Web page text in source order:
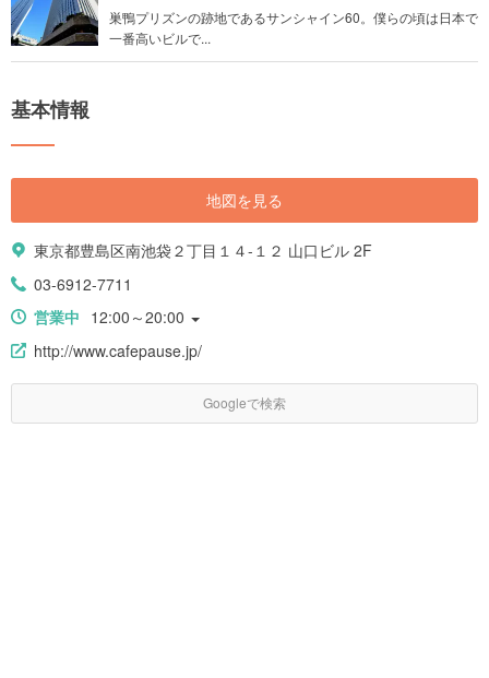
巣鴨プリズンの跡地であるサンシャイン60。僕らの頃は日本で
一番高いビルで...
基本情報
地図を見る
東京都豊島区南池袋２丁目１４-１２ 山口ビル 2F
03-6912-7711
営業中 12:00～20:00
http://www.cafepause.jp/
Googleで検索